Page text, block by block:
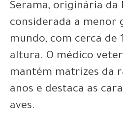
Serama, originária da
considerada a menor
mundo, com cerca de
altura. O médico
mantém matrizes da
anos e destaca as
aves.